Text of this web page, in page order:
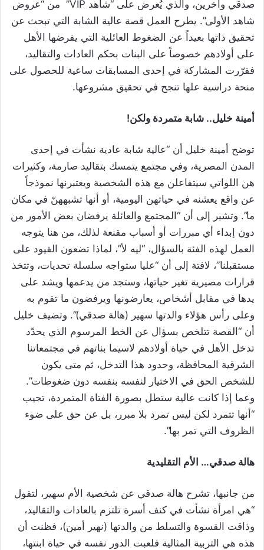
صدقي وآخرين، والذي يُعرض على “شاهد VIP” من “عروض
شاهد الأولى”. يطرح العمل قصة عالية الشابة التي تبحث عن
تحقيق ذاتها بعيداً عن الضغوط العائلية التي يفرضها الأهل
على أولادهم خصوصاً على البنات بحكم العادات والتقاليد،
فقرّرت المشاركة في إحدى المسابقات ساعية للحصول على
منحة دراسية علها تنجح في تحقيق مشروعها.
أمينة خليل.. شابة متمردة ولكن!
توضح أمينة خليل أن “عالية شابة عادية نشأت في إحدى
المدن المصرية، وفي مجتمع يتمسك بتقاليد صارمة، وكثيرات
هن اللواتي سيتفاعلن مع هذه الشخصية ويعتبرنها نموذجاً
عن واقع يعشنه في حياتهن اليومية، أو أنها تشبههنّ في مكان
ما”. وتشير إلى أن “المجتمع والعائلة يرفضان بعض الأمور من
دون إبداء أي مبررات أو أسباب مقنعة لذلك، من هنا يتوجه
العمل لهذه الفئة بالسؤال، “ليه لأ”، لماذا تضعون القيود على
مستقبلنا”، لافتة إلى أن “عليا ستواجه سلسلة تحديات، وتتخذ
قرارات مصيرية تغير حياتها، وستجد من يدعمها ويشد على
يدها في مقابل أشخاص، يعارضونها ويرفضون ما تقوم به
وعلى رأس هؤلاء والدتها سهير (هالة صدقي)”. وتضيف خليل
أن “القصة تتلخص بسؤال عن الخط المرسوم الذي يحدّد
تدخل الأهل في حياة أولادهم لاسيما بناتهم في مجتمعاتنا
الشرقية المحافظة، وحدود هذا التدخل، ثم متى يكون
للشخص الحق في الاختيار لنفسه بنفسه دون ضغوطات”.
وعما إذا كانت عالية ستطل بصورة الفتاة المتمردة، تجيب
“أنها تتمرد لكن ليس تمرد بلا مبرر، بل عن حق على ضوء
الظروف التي تمر بها”.
هالة صدقي… الأم التقليدية
من جانبها، تشرح هالة صدقي عن شخصية الأم سهير، لتقول
“هي امرأة نشأت في كنف أسرة تلتزم بالعادات والتقاليد،
وذاقت القسوة والتسلط من والدتها (نهير أمين)، فظنت أن
هذه هي التربية المثالية فلعبت الدور نفسه في حياة ابنتها،